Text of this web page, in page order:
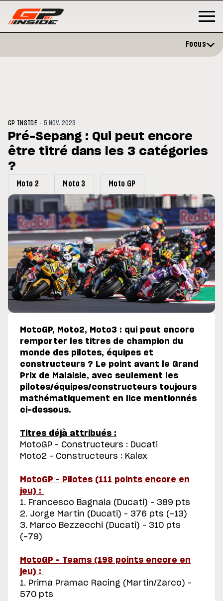
: Horaires et
du GP de Grande-
MOTO GP
Focus
GP INSIDE -5 NOV. 2023
Pré-Sepang : Qui peut encore
être titré dans les 3 catégories
?
Moto 2 Moto 3 Moto GP
MotoGP, Moto2, Moto3 : qui peut encore
remporter les titres de champion du
monde des pilotes, équipes et
constructeurs ? Le point avant le Grand
Prix de Malaisie, avec seulement les
pilotes/équipes/constructeurs toujours
mathématiquement en lice mentionnés
ci-dessous.
Titres déjà attribués :
MotoGP – Constructeurs : Ducati
Moto2 – Constructeurs : Kalex
MotoGP – Pilotes (111 points encore en
jeu) :
1. Francesco Bagnaia (Ducati) – 389 pts
2. Jorge Martin (Ducati) – 376 pts (-13)
3. Marco Bezzecchi (Ducati) – 310 pts
(-79)
MotoGP – Teams (198 points encore en
jeu) :
1. Prima Pramac Racing (Martin/Zarco) –
570 pts